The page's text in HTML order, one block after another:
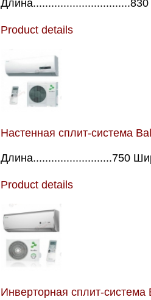
Длина................................830
Product details
Настенная сплит-система
Длина..........................750
Product details
Инверторная сплит-